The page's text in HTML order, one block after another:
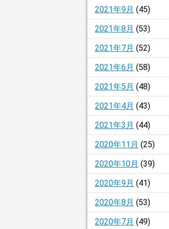
2021年9月 (45)
2021年8月 (53)
2021年7月 (52)
2021年6月 (58)
2021年5月 (48)
2021年4月 (43)
2021年3月 (44)
2020年11月 (25)
2020年10月 (39)
2020年9月 (41)
2020年8月 (53)
2020年7月 (49)